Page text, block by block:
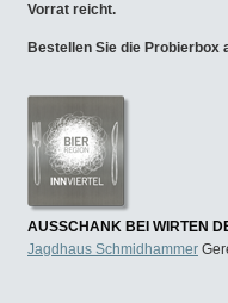
Vorrat reicht.
Bestellen Sie die Probierbox
AUSSCHANK BEI WIRTEN
Jagdhaus Schmidhammer